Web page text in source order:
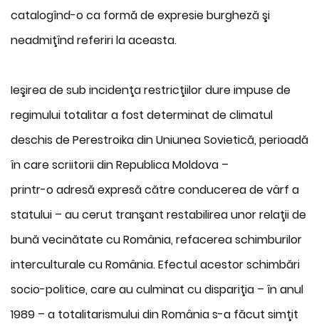
catalogînd-o ca formă de expresie burgheză şi
neadmiţînd referiri la aceasta.
Ieşirea de sub incidenţa restricţiilor dure impuse de
regimului totalitar a fost determinat de climatul
deschis de Perestroika din Uniunea Sovietică, perioadă
în care scriitorii din Republica Moldova –
printr-o adresă expresă către conducerea de vârf a
statului – au cerut tranşant restabilirea unor relaţii de
bună vecinătate cu România, refacerea schimburilor
interculturale cu România. Efectul acestor schimbări
socio-politice, care au culminat cu dispariţia – în anul
1989 – a totalitarismului din România s-a făcut simţit